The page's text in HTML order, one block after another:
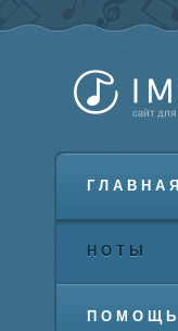
ГЛАВНАЯ
НОТЫ
ПОМОЩЬ